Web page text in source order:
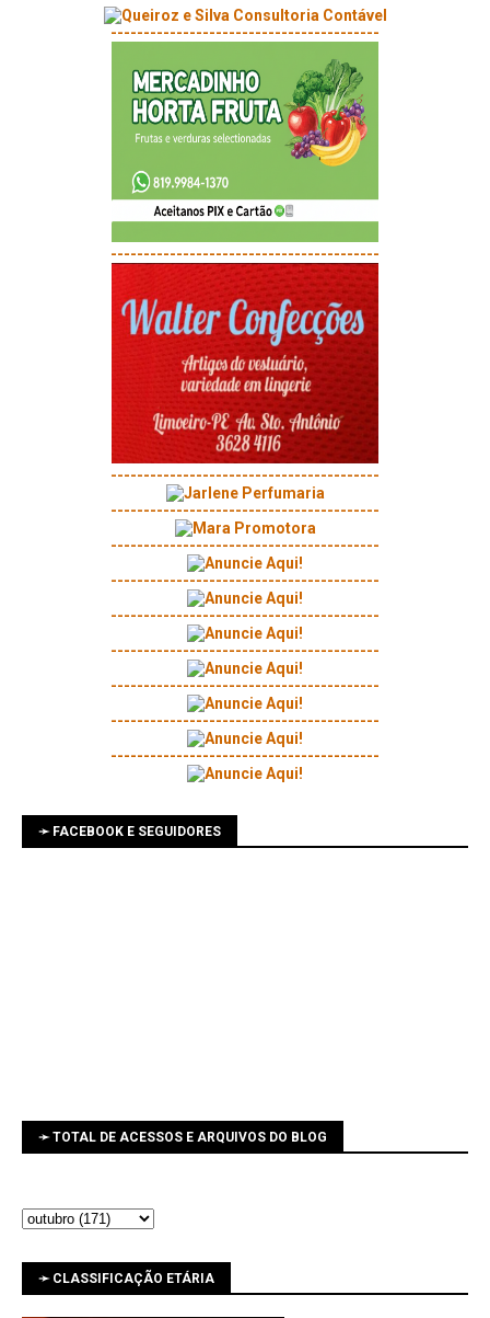
-----------------------------------------
-----------------------------------------
-----------------------------------------
-----------------------------------------
-----------------------------------------
-----------------------------------------
-----------------------------------------
-----------------------------------------
-----------------------------------------
-----------------------------------------
-----------------------------------------
➛ FACEBOOK E SEGUIDORES
➛ TOTAL DE ACESSOS E ARQUIVOS DO BLOG
➛ CLASSIFICAÇÃO ETÁRIA